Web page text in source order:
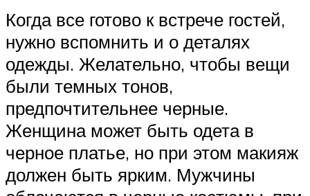
Когда все готово к встрече гостей,
нужно вспомнить и о деталях
одежды. Желательно, чтобы вещи
были темных тонов,
предпочтительнее черные.
Женщина может быть одета в
черное платье, но при этом макияж
должен быть ярким. Мужчины